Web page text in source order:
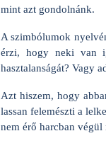
mint azt gondolnánk.
A szimbólumok
érzi, hogy neki van
hasztalanságát? Vagy
Azt hiszem, hogy
lassan felemészti a
nem érő harcban végül